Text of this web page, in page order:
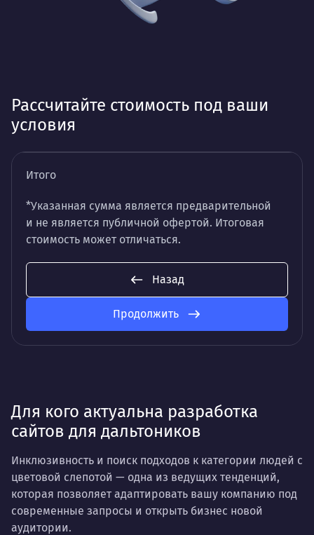
Рассчитайте стоимость под ваши
условия
Итого
*Указанная сумма является предварительной
и не является публичной офертой. Итоговая
стоимость может отличаться.
Назад
Продолжить
Для кого актуальна разработка
сайтов для дальтоников
Инклюзивность и поиск подходов к категории людей с
цветовой слепотой — одна из ведущих тенденций,
которая позволяет адаптировать вашу компанию под
современные запросы и открыть бизнес новой
аудитории.